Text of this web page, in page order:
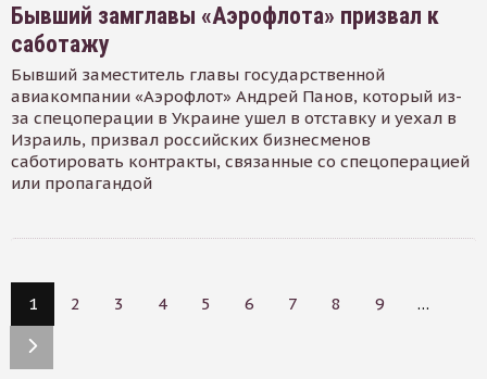
Бывший замглавы «Аэрофлота» призвал к
саботажу
Бывший заместитель главы государственной
авиакомпании «Аэрофлот» Андрей Панов, который из-
за спецоперации в Украине ушел в отставку и уехал в
Израиль, призвал российских бизнесменов
саботировать контракты, связанные со спецоперацией
или пропагандой
1 2 3 4 5 6 7 8 9 …